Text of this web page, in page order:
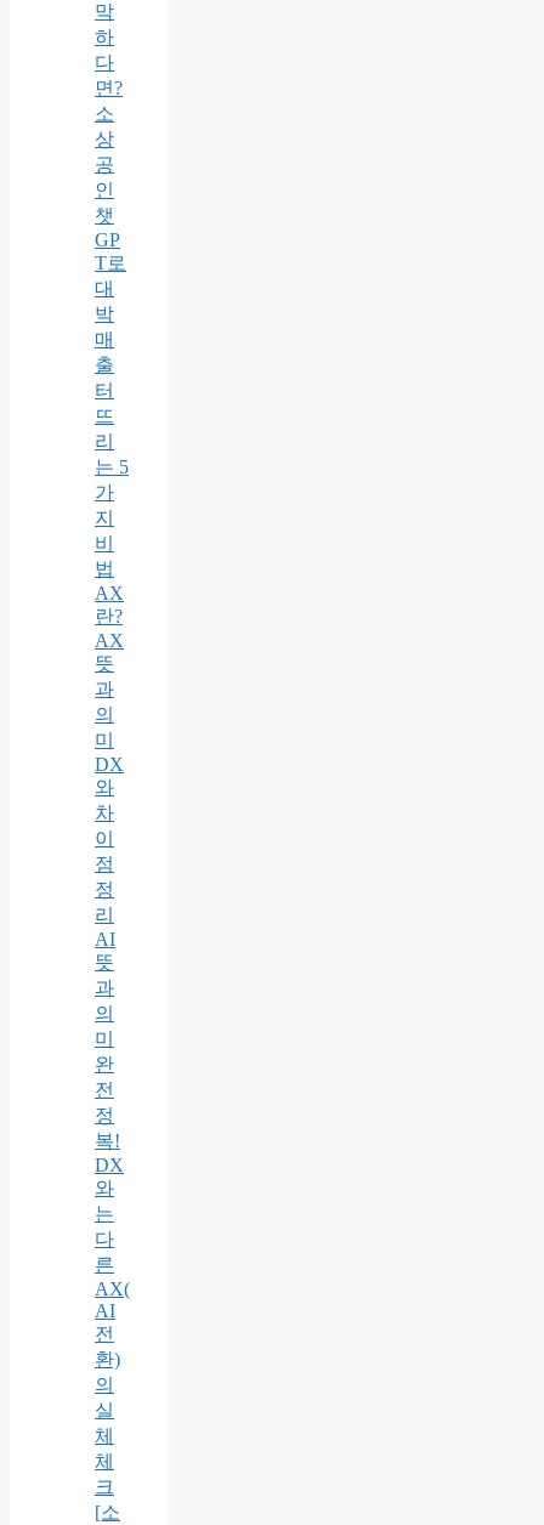
막
하
다
면?
소
상
공
인
챗
GP
T로
대
박
매
출
터
뜨
리
는 5
가
지
비
법
AX
란?
AX
뜻
과
의
미
DX
와
차
이
점
정
리
AI
뜻
과
의
미
완
전
정
복!
DX
와
는
다
른
AX(
AI
전
환)
의
실
체
체
크
[소